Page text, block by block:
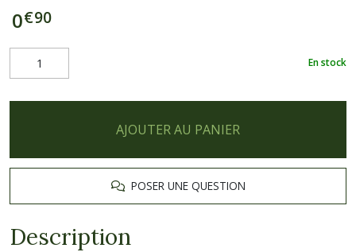
0€90
En stock
AJOUTER AU PANIER
POSER UNE QUESTION
Description